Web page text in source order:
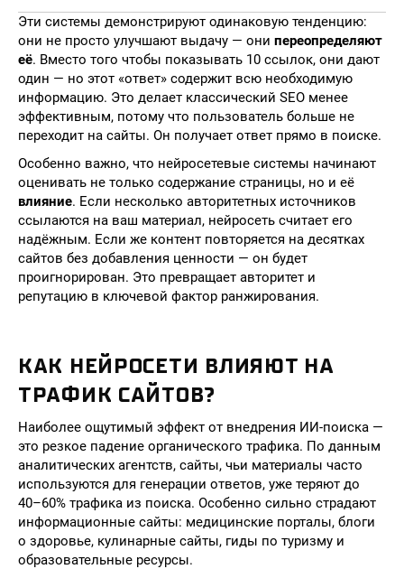
Эти системы демонстрируют одинаковую тенденцию:
они не просто улучшают выдачу — они переопределяют
её. Вместо того чтобы показывать 10 ссылок, они дают
один — но этот «ответ» содержит всю необходимую
информацию. Это делает классический SEO менее
эффективным, потому что пользователь больше не
переходит на сайты. Он получает ответ прямо в поиске.
Особенно важно, что нейросетевые системы начинают
оценивать не только содержание страницы, но и её
влияние. Если несколько авторитетных источников
ссылаются на ваш материал, нейросеть считает его
надёжным. Если же контент повторяется на десятках
сайтов без добавления ценности — он будет
проигнорирован. Это превращает авторитет и
репутацию в ключевой фактор ранжирования.
КАК НЕЙРОСЕТИ ВЛИЯЮТ НА
ТРАФИК САЙТОВ?
Наиболее ощутимый эффект от внедрения ИИ-поиска —
это резкое падение органического трафика. По данным
аналитических агентств, сайты, чьи материалы часто
используются для генерации ответов, уже теряют до
40–60% трафика из поиска. Особенно сильно страдают
информационные сайты: медицинские порталы, блоги
о здоровье, кулинарные сайты, гиды по туризму и
образовательные ресурсы.